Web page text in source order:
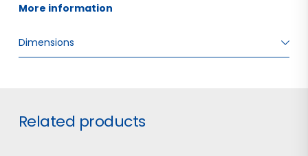
More information
Dimensions
Related products